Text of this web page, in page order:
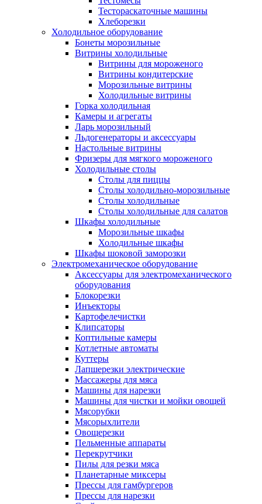
Тестораскаточные машины
Хлеборезки
Холодильное оборудование
Бонеты морозильные
Витрины холодильные
Витрины для мороженого
Витрины кондитерские
Морозильные витрины
Холодильные витрины
Горка холодильная
Камеры и агрегаты
Ларь морозильный
Льдогенераторы и аксессуары
Настольные витрины
Фризеры для мягкого мороженого
Холодильные столы
Столы для пиццы
Столы холодильно-морозильные
Столы холодильные
Столы холодильные для салатов
Шкафы холодильные
Mорозильные шкафы
Холодильные шкафы
Шкафы шоковой заморозки
Электромеханическое оборудование
Аксессуары для электромеханического
оборудования
Блокорезки
Инъекторы
Картофелечистки
Клипсаторы
Коптильные камеры
Котлетные автоматы
Куттеры
Лапшерезки электрические
Массажеры для мяса
Машины для нарезки
Машины для чистки и мойки овощей
Мясорубки
Мясорыхлители
Овощерезки
Пельменные аппараты
Перекрутчики
Пилы для резки мяса
Планетарные миксеры
Прессы для гамбургеров
Прессы для нарезки